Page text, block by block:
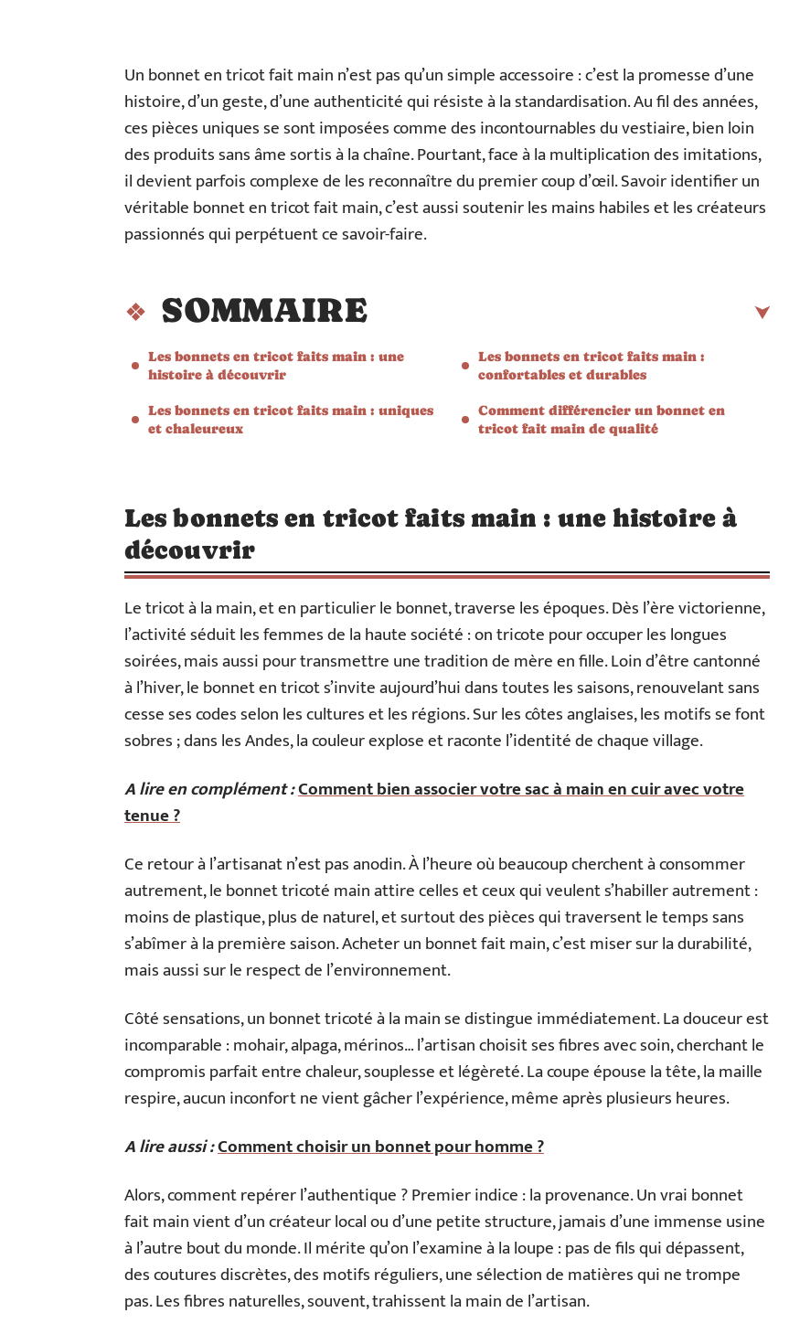
Un bonnet en tricot fait main n’est pas qu’un simple accessoire : c’est la promesse d’une
histoire, d’un geste, d’une authenticité qui résiste à la standardisation. Au fil des années,
ces pièces uniques se sont imposées comme des incontournables du vestiaire, bien loin
des produits sans âme sortis à la chaîne. Pourtant, face à la multiplication des imitations,
il devient parfois complexe de les reconnaître du premier coup d’œil. Savoir identifier un
véritable bonnet en tricot fait main, c’est aussi soutenir les mains habiles et les créateurs
passionnés qui perpétuent ce savoir-faire.
SOMMAIRE
Les bonnets en tricot faits main : une
histoire à découvrir
Les bonnets en tricot faits main : uniques
et chaleureux
Les bonnets en tricot faits main :
confortables et durables
Comment différencier un bonnet en
tricot fait main de qualité
Les bonnets en tricot faits main : une histoire à
découvrir
Le tricot à la main, et en particulier le bonnet, traverse les époques. Dès l’ère victorienne,
l’activité séduit les femmes de la haute société : on tricote pour occuper les longues
soirées, mais aussi pour transmettre une tradition de mère en fille. Loin d’être cantonné
à l’hiver, le bonnet en tricot s’invite aujourd’hui dans toutes les saisons, renouvelant sans
cesse ses codes selon les cultures et les régions. Sur les côtes anglaises, les motifs se font
sobres ; dans les Andes, la couleur explose et raconte l’identité de chaque village.
A lire en complément :Comment bien associer votre sac à main en cuir avec votre
tenue ?
Ce retour à l’artisanat n’est pas anodin. À l’heure où beaucoup cherchent à consommer
autrement, le bonnet tricoté main attire celles et ceux qui veulent s’habiller autrement :
moins de plastique, plus de naturel, et surtout des pièces qui traversent le temps sans
s’abîmer à la première saison. Acheter un bonnet fait main, c’est miser sur la durabilité,
mais aussi sur le respect de l’environnement.
Côté sensations, un bonnet tricoté à la main se distingue immédiatement. La douceur est
incomparable : mohair, alpaga, mérinos… l’artisan choisit ses fibres avec soin, cherchant le
compromis parfait entre chaleur, souplesse et légèreté. La coupe épouse la tête, la maille
respire, aucun inconfort ne vient gâcher l’expérience, même après plusieurs heures.
A lire aussi :Comment choisir un bonnet pour homme ?
Alors, comment repérer l’authentique ? Premier indice : la provenance. Un vrai bonnet
fait main vient d’un créateur local ou d’une petite structure, jamais d’une immense usine
à l’autre bout du monde. Il mérite qu’on l’examine à la loupe : pas de fils qui dépassent,
des coutures discrètes, des motifs réguliers, une sélection de matières qui ne trompe
pas. Les fibres naturelles, souvent, trahissent la main de l’artisan.